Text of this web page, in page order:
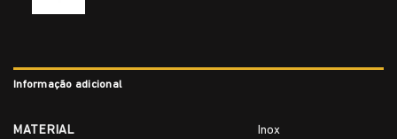
Informação adicional
MATERIAL Inox